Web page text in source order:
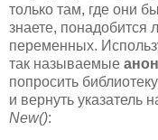
только там, где они
знаете, понадобится
переменных.
так называемые
попросить
и вернуть указатель
New():